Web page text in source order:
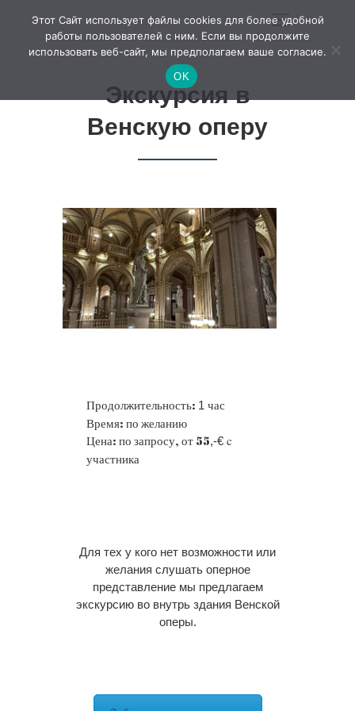
Экскурсия в
Венскую оперу
Продолжительность: 1 час
Время: по желанию
Цена: по запросу, от 55,-€ c
участника
Для тех у кого нет возможности или
желания слушать оперное
представление мы предлагаем
экскурсию во внутрь здания Венской
оперы.
Этот Сайт использует файлы cookies для более удобной
работы пользователей с ним. Если вы продолжите
использовать веб-сайт, мы предполагаем ваше согласие.
OK